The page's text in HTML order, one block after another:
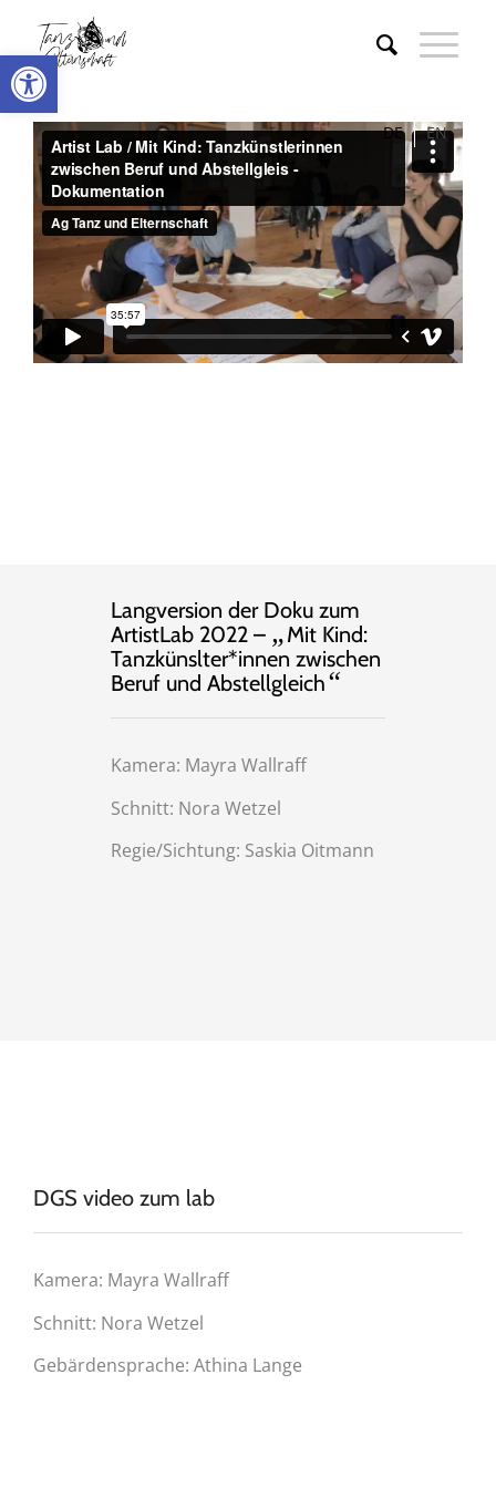
Werkzeugleiste öffnen
DE EN
Langversion der Doku zum
ArtistLab 2022 – „Mit Kind:
Tanzkünslter*innen zwischen
Beruf und Abstellgleich“
Kamera: Mayra Wallraff
Schnitt: Nora Wetzel
Regie/Sichtung: Saskia Oitmann
DGS video zum lab
Kamera: Mayra Wallraff
Schnitt: Nora Wetzel
Gebärdensprache: Athina Lange